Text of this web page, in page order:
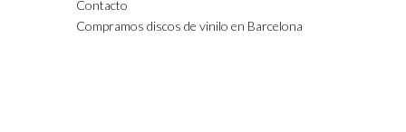
Contacto
Compramos discos de vinilo en Barcelona